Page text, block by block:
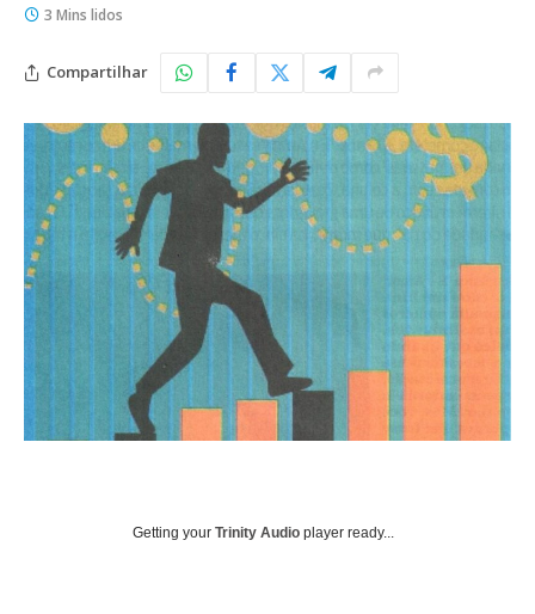
3 Mins lidos
Compartilhar
Getting your Trinity Audio player ready...